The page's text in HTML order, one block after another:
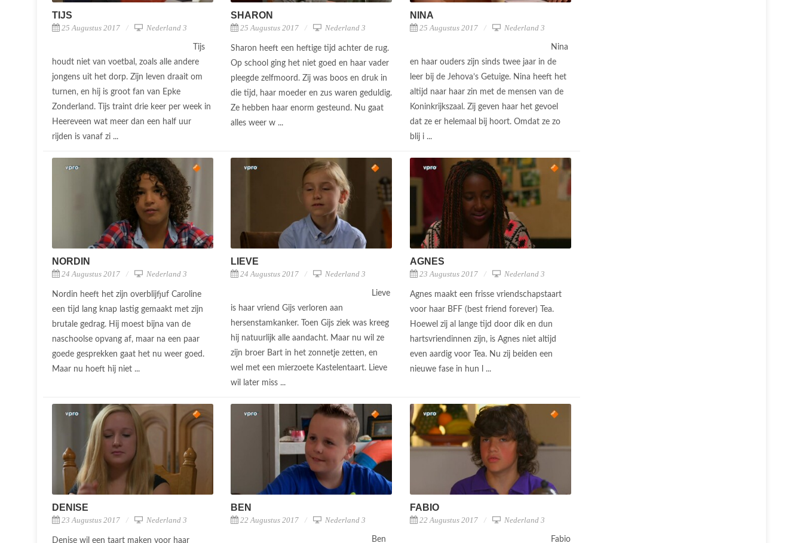
TIJS
25 Augustus 2017 Nederland 3
Tijs
houdt niet van voetbal, zoals alle andere
jongens uit het dorp. Zijn leven draait om
turnen, en hij is groot fan van Epke
Zonderland. Tijs traint drie keer per week in
Heereveen wat meer dan een half uur
rijden is vanaf zi ...
SHARON
25 Augustus 2017 Nederland 3
Sharon heeft een heftige tijd achter de rug.
Op school ging het niet goed en haar vader
pleegde zelfmoord. Zij was boos en druk in
die tijd, haar moeder en zus waren geduldig.
Ze hebben haar enorm gesteund. Nu gaat
alles weer w ...
NINA
25 Augustus 2017 Nederland 3
Nina
en haar ouders zijn sinds twee jaar in de
leer bij de Jehova’s Getuige. Nina heeft het
altijd naar haar zin met de mensen van de
Koninkrijkszaal. Zij geven haar het gevoel
dat ze er helemaal bij hoort. Omdat ze zo
blij i ...
NORDIN
24 Augustus 2017 Nederland 3
Nordin heeft het zijn overblijfjuf Caroline
een tijd lang knap lastig gemaakt met zijn
brutale gedrag. Hij moest bijna van de
naschoolse opvang af, maar na een paar
goede gesprekken gaat het nu weer goed.
Maar nu hoeft hij niet ...
LIEVE
24 Augustus 2017 Nederland 3
Lieve
is haar vriend Gijs verloren aan
hersenstamkanker. Toen Gijs ziek was kreeg
hij natuurlijk alle aandacht. Maar nu wil ze
zijn broer Bart in het zonnetje zetten, en
wel met een mierzoete Kastelentaart. Lieve
wil later miss ...
AGNES
23 Augustus 2017 Nederland 3
Agnes maakt een frisse vriendschapstaart
voor haar BFF (best friend forever) Tea.
Hoewel zij al lange tijd door dik en dun
hartsvriendinnen zijn, is Agnes niet altijd
even aardig voor Tea. Nu zij beiden een
nieuwe fase in hun l ...
DENISE
23 Augustus 2017 Nederland 3
Denise wil een taart maken voor haar
BEN
22 Augustus 2017 Nederland 3
Ben
FABIO
22 Augustus 2017 Nederland 3
Fabio